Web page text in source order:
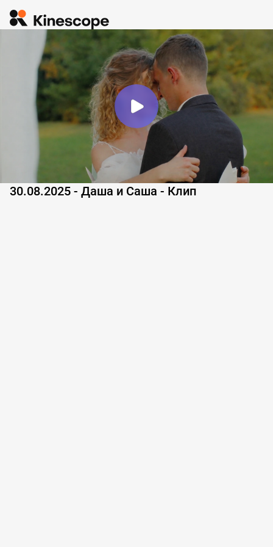
30.08.2025 - Даша и Саша - Клип